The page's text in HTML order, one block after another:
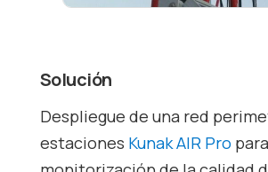
Solución
Despliegue de una red
estaciones Kunak AIR Pro